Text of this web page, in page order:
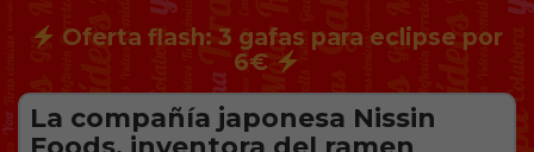
Oferta flash: 3 gafas para eclipse por
6€
La compañía japonesa Nissin